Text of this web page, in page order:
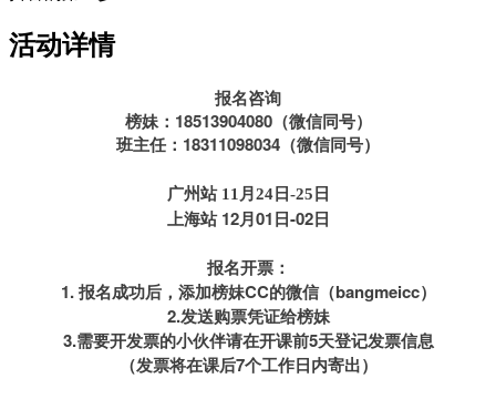
活动详情
报名咨询
榜妹：18513904080（微信同号）
班主任：18311098034（微信同号）
广州站 11月 24日-25日
上海站 12月01日-02日
报名开票：
1. 报名成功后，添加榜妹CC的微信（bangmeicc）
2.发送购票凭证给榜妹
3.需要开发票的小伙伴请在开课前5天登记发票信息
（发票将在课后7个工作日内寄出）